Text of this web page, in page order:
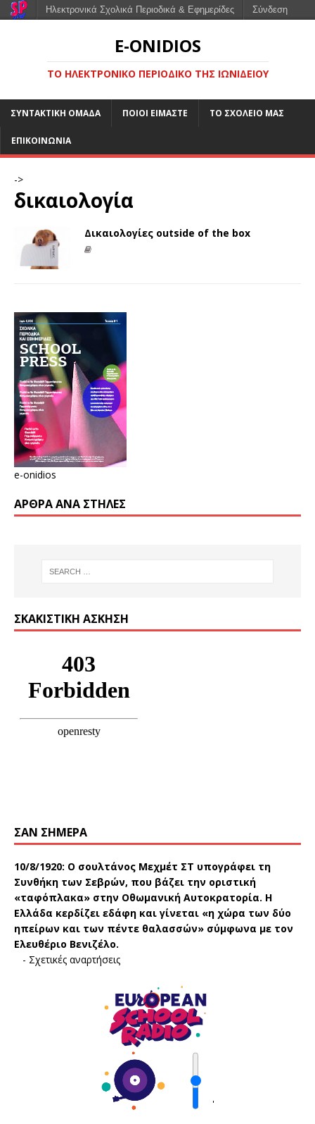
E-ONIDIOS
ΤΟ ΗΛΕΚΤΡΟΝΙΚΌ ΠΕΡΙΟΔΙΚΌ ΤΗΣ ΙΩΝΙΔΕΊΟΥ
ΣΥΝΤΑΚΤΙΚΉ ΟΜΆΔΑ ΠΟΙΟΙ ΕΊΜΑΣΤΕ ΤΟ ΣΧΟΛΕΊΟ ΜΑΣ
ΕΠΙΚΟΙΝΩΝΊΑ
->
δικαιολογία
Δικαιολογίες outside of the box
e-onidios
ΆΡΘΡΑ ΑΝΆ ΣΤΉΛΕΣ
ΣΚΑΚΙΣΤΙΚΉ ΆΣΚΗΣΗ
ΣΑΝ ΣΉΜΕΡΑ
10/8/1920: Ο σουλτάνος Μεχμέτ ΣΤ υπογράφει τη
Συνθήκη των Σεβρών, που βάζει την οριστική
«ταφόπλακα» στην Οθωμανική Αυτοκρατορία. Η
Ελλάδα κερδίζει εδάφη και γίνεται «η χώρα των δύο
ηπείρων και των πέντε θαλασσών» σύμφωνα με τον
Ελευθέριο Βενιζέλο.
- Σχετικές αναρτήσεις
'
Ηλεκτρονικά Σχολικά Περιοδικά & Εφημερίδες Σύνδεση